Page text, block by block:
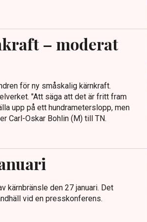
– moderat
för ny småskalig kärnkraft.
"Att säga att det är fritt fram
upp på ett hundrameterslopp, men
Carl-Oskar Bohlin (M) till TN.
kärnbränsle den 27 januari. Det
vid en presskonferens.